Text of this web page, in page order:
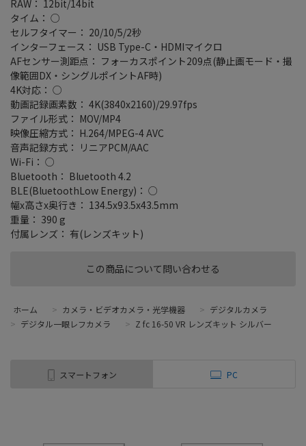
この商品について問い合わせる
RAW： 12bit/14bit
タイム： ○
セルフタイマー： 20/10/5/2秒
インターフェース： USB Type-C・HDMIマイクロ
AFセンサー測距点： フォーカスポイント209点(静止画モード・撮
像範囲DX・シングルポイントAF時)
4K対応： ○
動画記録画素数： 4K(3840x2160)/29.97fps
ファイル形式： MOV/MP4
映像圧縮方式： H.264/MPEG-4 AVC
音声記録方式： リニアPCM/AAC
Wi-Fi： ○
Bluetooth： Bluetooth 4.2
BLE(BluetoothLow Energy)： ○
幅x高さx奥行き： 134.5x93.5x43.5mm
重量： 390 g
付属レンズ： 有(レンズキット)
ホーム > カメラ・ビデオカメラ・光学機器 > デジタルカメラ
> デジタル一眼レフカメラ > Z fc 16-50 VR レンズキット シルバー
スマートフォン PC